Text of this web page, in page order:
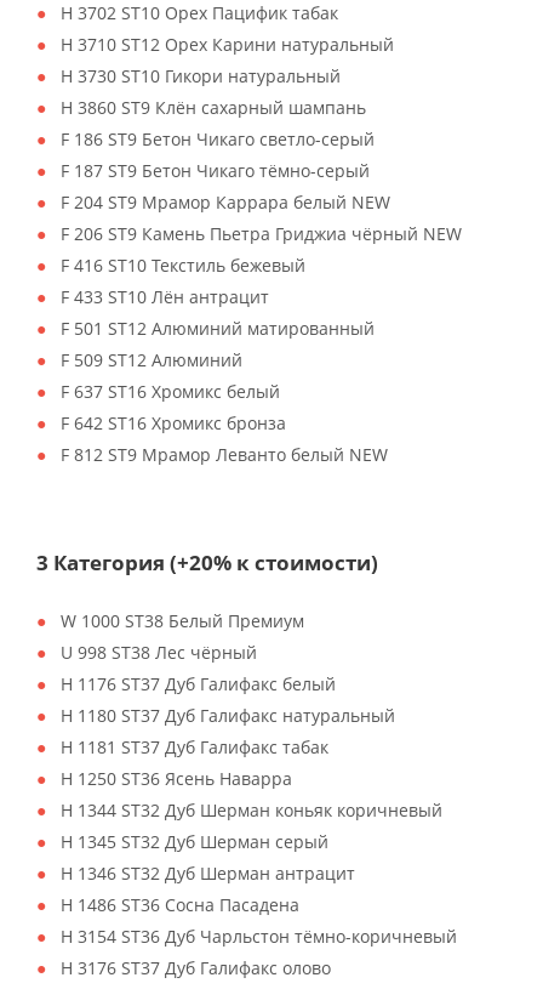
H 3702 ST10 Орех Пацифик табак
H 3710 ST12 Орех Карини натуральный
H 3730 ST10 Гикори натуральный
H 3860 ST9 Клён сахарный шампань
F 186 ST9 Бетон Чикаго светло-серый
F 187 ST9 Бетон Чикаго тёмно-серый
F 204 ST9 Мрамор Каррара белый NEW
F 206 ST9 Камень Пьетра Гриджиа чёрный NEW
F 416 ST10 Текстиль бежевый
F 433 ST10 Лён антрацит
F 501 ST12 Алюминий матированный
F 509 ST12 Алюминий
F 637 ST16 Хромикс белый
F 642 ST16 Хромикс бронза
F 812 ST9 Мрамор Леванто белый NEW
3 Категория (+20% к стоимости)
W 1000 ST38 Белый Премиум
U 998 ST38 Лес чёрный
H 1176 ST37 Дуб Галифакс белый
H 1180 ST37 Дуб Галифакс натуральный
H 1181 ST37 Дуб Галифакс табак
H 1250 ST36 Ясень Наварра
H 1344 ST32 Дуб Шерман коньяк коричневый
H 1345 ST32 Дуб Шерман серый
H 1346 ST32 Дуб Шерман антрацит
H 1486 ST36 Сосна Пасадена
H 3154 ST36 Дуб Чарльстон тёмно-коричневый
H 3176 ST37 Дуб Галифакс олово